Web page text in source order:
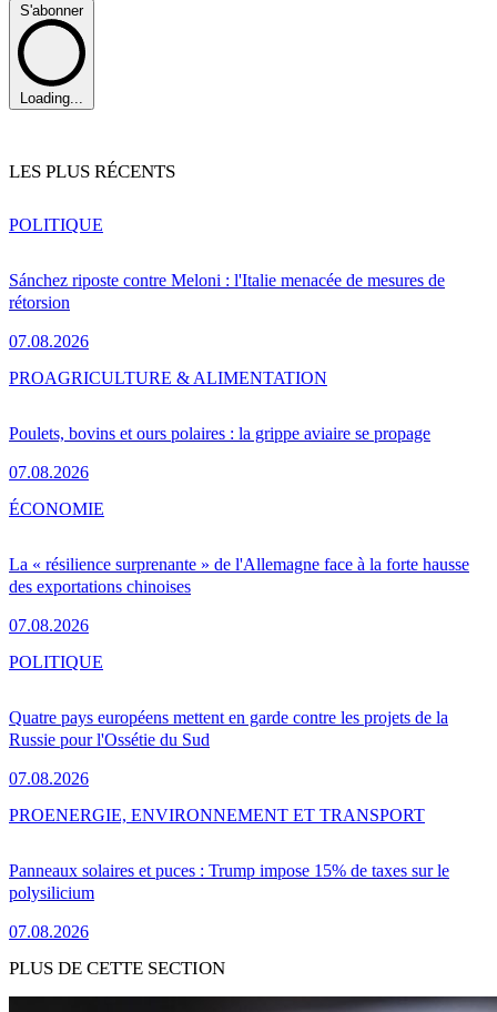
S'abonner
Loading...
LES PLUS RÉCENTS
Sánchez riposte contre Meloni : l'Italie menacée de mesures de
rétorsion
07.08.2026
POLITIQUE
Poulets, bovins et ours polaires : la grippe aviaire se propage
07.08.2026
PROAGRICULTURE & ALIMENTATION
La « résilience surprenante » de l'Allemagne face à la forte hausse
des exportations chinoises
07.08.2026
ÉCONOMIE
Quatre pays européens mettent en garde contre les projets de la
Russie pour l'Ossétie du Sud
07.08.2026
POLITIQUE
Panneaux solaires et puces : Trump impose 15% de taxes sur le
polysilicium
07.08.2026
PROENERGIE, ENVIRONNEMENT ET TRANSPORT
PLUS DE CETTE SECTION